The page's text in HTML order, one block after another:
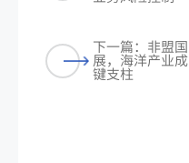
下一篇：非盟
展，海洋产业
键支柱